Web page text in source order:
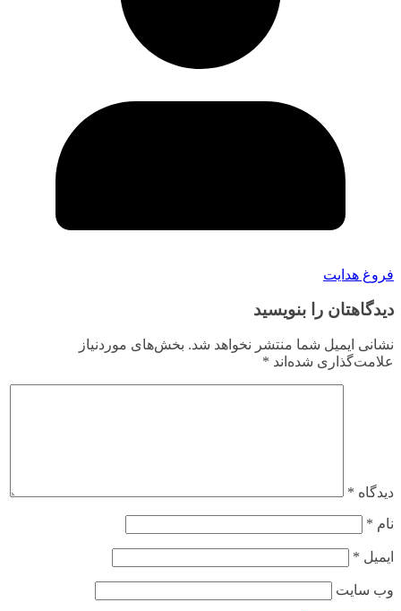
فروغ هدایت
دیدگاهتان را بنویسید
نشانی ایمیل شما منتشر نخواهد شد. بخش‌های موردنیاز
علامت‌گذاری شده‌اند *
دیدگاه *
نام *
ایمیل *
وب‌ سایت